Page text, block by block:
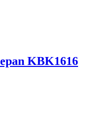
KBK1616